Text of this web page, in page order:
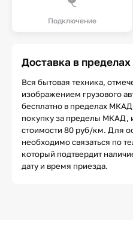
Подключение
Доставка в
Вся бытовая техника,
изображением грузового
бесплатно в пределах
покупку за пределы МКАД,
стоимости 80 руб/км. Для
необходимо связаться по
который подтвердит
дату и время приезда.